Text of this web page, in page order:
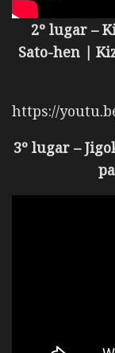
2º lugar –
Sato-hen |
https://
3º lugar –